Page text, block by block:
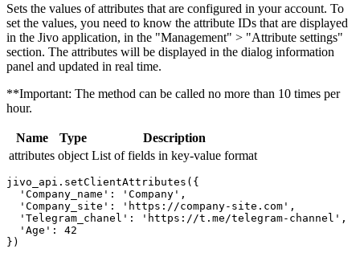
Sets the values ​​of attributes that are configured in your account. To
set the values, you need to know the attribute IDs that are displayed
in the Jivo application, in the "Management" > "Attribute settings"
section. The attributes will be displayed in the dialog information
panel and updated in real time.
**Important: The method can be called no more than 10 times per
hour.
Name Type
Description
attributes object List of fields in key-value format
jivo_api.setClientAttributes({
  'Company_name': 'Company',
  'Company_site': 'https://company-site.com',
  'Telegram_chanel': 'https://t.me/telegram-channel',
  'Age': 42